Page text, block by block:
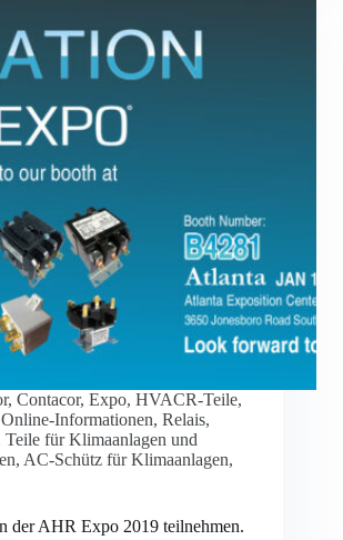
, Contacor, Expo, HVACR-Teile,
Online-Informationen, Relais,
Teile für Klimaanlagen und
, AC-Schütz für Klimaanlagen,
der AHR Expo 2019 teilnehmen.